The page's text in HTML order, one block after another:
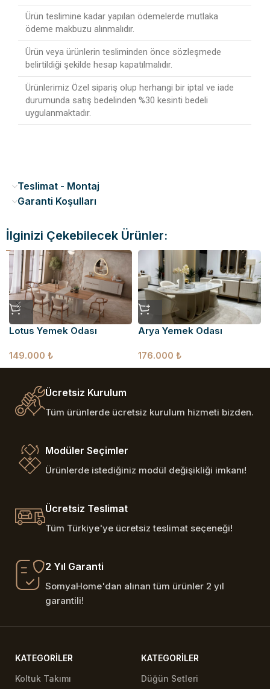
Ürün teslimine kadar yapılan ödemelerde mutlaka
ödeme makbuzu alınmalıdır.
Ürün veya ürünlerin tesliminden önce sözleşmede
belirtildiği şekilde hesap kapatılmalıdır.
Ürünlerimiz Özel sipariş olup herhangi bir iptal ve iade
durumunda satış bedelinden %30 kesinti bedeli
uygulanmaktadır.
Teslimat - Montaj
Garanti Koşulları
İlginizi Çekebilecek Ürünler:
Lotus Yemek Odası
149.000 ₺
Arya Yemek Odası
176.000 ₺
Ücretsiz Kurulum
Tüm ürünlerde ücretsiz kurulum hizmeti bizden.
Modüler Seçimler
Ürünlerde istediğiniz modül değişikliği imkanı!
Ücretsiz Teslimat
Tüm Türkiye'ye ücretsiz teslimat seçeneği!
2 Yıl Garanti
SomyaHome'dan alınan tüm ürünler 2 yıl
garantili!
KATEGORILER
Koltuk Takımı
KATEGORILER
Düğün Setleri